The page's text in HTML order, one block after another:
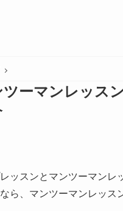
ーマンレッス
ッスンとマンツーマンレ
ら、マンツーマンレッス